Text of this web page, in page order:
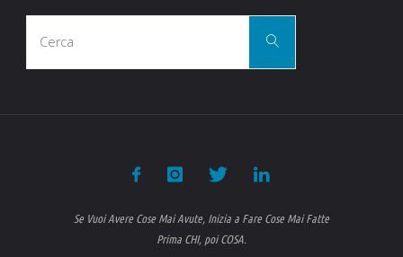
Cerca
Se Vuoi Avere Cose Mai Avute, Inizia a Fare Cose Mai Fatte
Prima CHI, poi COSA.